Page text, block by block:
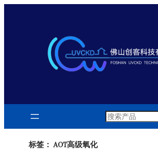
Search
标签： AOT高级氧化